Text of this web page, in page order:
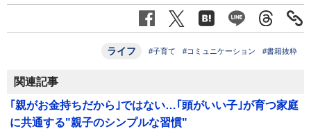
ライフ #子育て #コミュニケーション #書籍抜粋
関連記事
｢親がお金持ちだから｣ではない…｢頭がいい子｣が育つ家庭
に共通する"親子のシンプルな習慣"